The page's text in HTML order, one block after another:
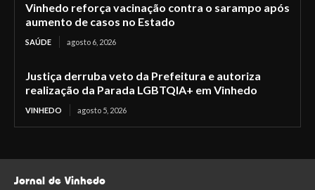
Vinhedo reforça vacinação contra o sarampo após
aumento de casos no Estado
SAÚDE agosto 6, 2026
Justiça derruba veto da Prefeitura e autoriza
realização da Parada LGBTQIA+ em Vinhedo
VINHEDO agosto 5, 2026
Jornal de Vinhedo